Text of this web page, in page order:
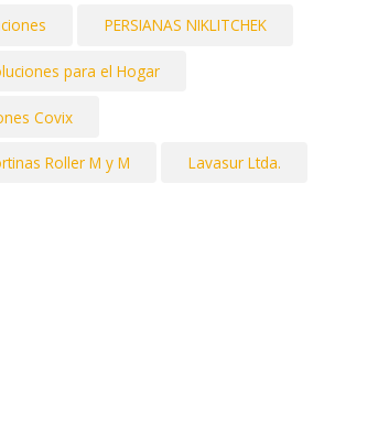
PERSIANAS NIKLITCHEK
para el Hogar
Covix
Roller M y M Lavasur Ltda.